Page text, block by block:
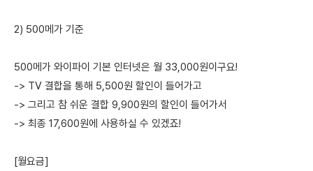
2) 500메가 기준
500메가 와이파이 기본 인터넷은 월 33,000원이구요!
-> TV 결합을 통해 5,500원 할인이 들어가고
-> 그리고 참 쉬운 결합 9,900원의 할인이 들어가서
-> 최종 17,600원에 사용하실 수 있겠죠!
[월요금]